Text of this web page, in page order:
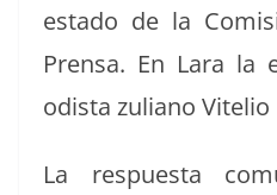
esta­do de la
Pren­sa. En Lara la
odista zuliano Vite­lio
La respues­ta